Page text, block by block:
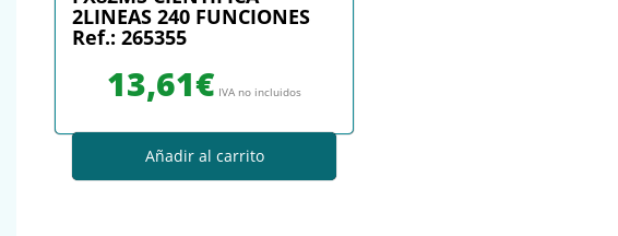
2LINEAS 240 FUNCIONES
Ref.: 265355
13,61€ IVA no incluidos
Añadir al carrito